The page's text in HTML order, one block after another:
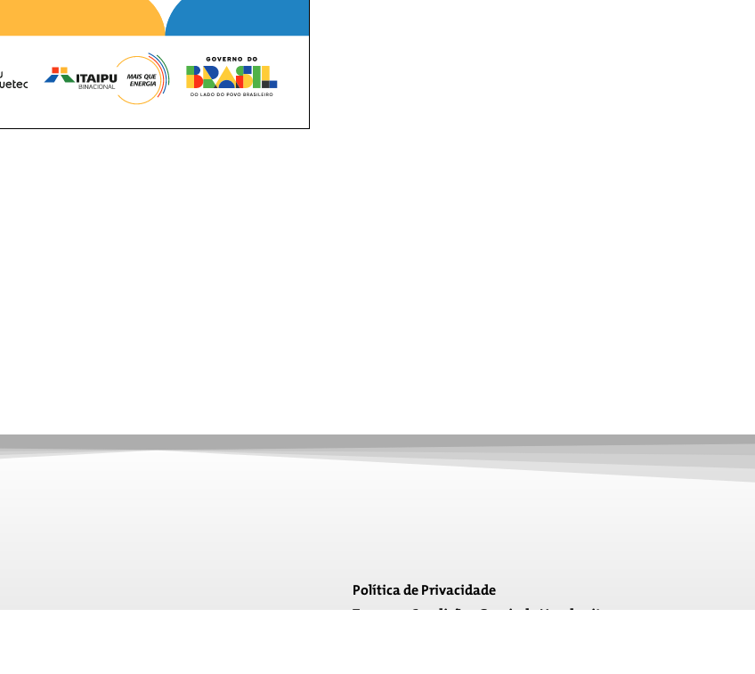
Política de Privacidade
Termos e Condições Gerais de Uso do site